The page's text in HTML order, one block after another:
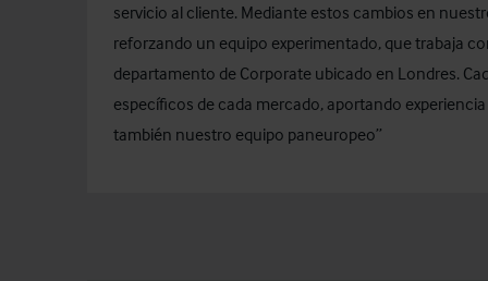
servicio al cliente. Mediante estos cambios en
reforzando un equipo experimentado, que trabaja
departamento de Corporate ubicado en Londres.
específicos de cada mercado, aportando
también nuestro equipo paneuropeo”